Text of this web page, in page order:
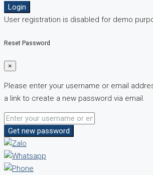
Login
User registration is disabled for demo
Reset Password
×
Please enter your username or email
a link to create a new password via email.
Get new password